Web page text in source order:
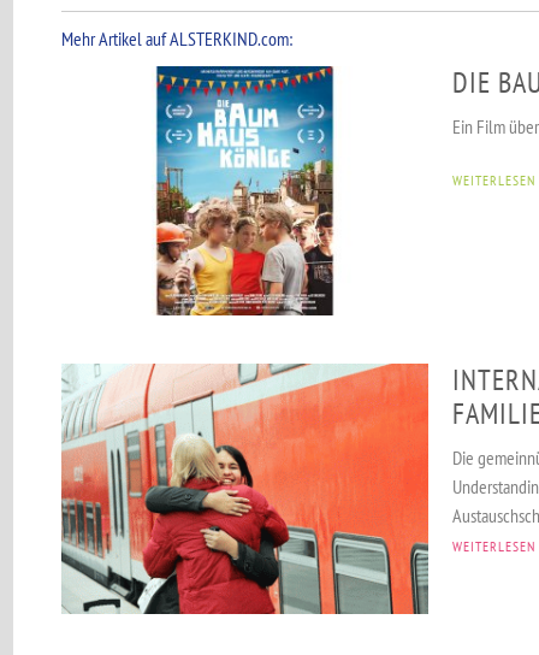
Mehr Artikel auf ALSTERKIND.com:
DIE
Ein Film
WEITERLESEN
Die
WEITERLESEN